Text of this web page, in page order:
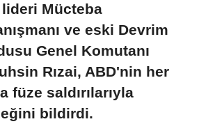
Mücteba
ve eski Devrim
Genel Komutanı
Rızai, ABD'nin her
füze saldırılarıyla
bildirdi.